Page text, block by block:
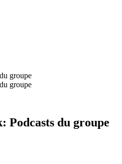
groupe
groupe
Podcasts du groupe